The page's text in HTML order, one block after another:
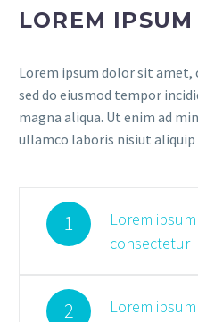
LOREM
Lorem ipsum dolor sit
sed do eiusmod tempor
magna aliqua. Ut enim ad
ullamco laboris nisiut aliquip
1
Lorem
consectetur
2
Lorem